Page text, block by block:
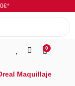
0
Maquillaje